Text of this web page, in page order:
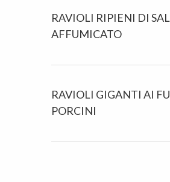
RAVIOLI RIPIENI DI
AFFUMICATO
RAVIOLI GIGANTI AI
PORCINI